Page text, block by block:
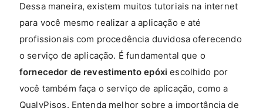
Dessa maneira, existem muitos tutoriais na internet
para você mesmo realizar a aplicação e até
profissionais com procedência duvidosa oferecendo
o serviço de aplicação. É fundamental que o
fornecedor de revestimento epóxi escolhido por
você também faça o serviço de aplicação, como a
QualyPisos. Entenda melhor sobre a importância de